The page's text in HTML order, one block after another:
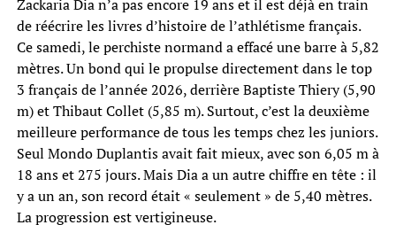
Zackaria Dia n’a pas encore 19 ans et il est déjà en train
de réécrire les livres d’histoire de l’athlétisme français.
Ce samedi, le perchiste normand a effacé une barre à 5,82
mètres. Un bond qui le propulse directement dans le top
3 français de l’année 2026, derrière Baptiste Thiery (5,90
m) et Thibaut Collet (5,85 m). Surtout, c’est la deuxième
meilleure performance de tous les temps chez les juniors.
Seul Mondo Duplantis avait fait mieux, avec son 6,05 m à
18 ans et 275 jours. Mais Dia a un autre chiffre en tête : il
y a un an, son record était « seulement » de 5,40 mètres.
La progression est vertigineuse.